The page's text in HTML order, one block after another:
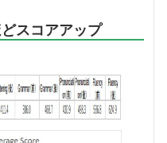
スコアアップ